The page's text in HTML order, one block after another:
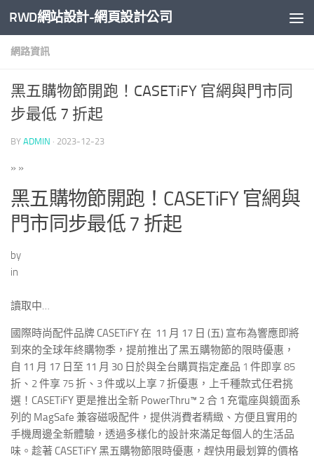
Skip to content
RWD網站設計-網頁設計公司
網路資訊
黑五購物節開跑！CASETiFY 官網與門市同
步最低 7 折起
BY ADMIN · 2023-12-23
» »
黑五購物節開跑！CASETiFY 官網與
門市同步最低 7 折起
by
in
讀取中…
國際時尚配件品牌 CASETiFY 在 11 月 17 日 (五) 宣布為響應即將
到來的全球年終購物季，提前推出了黑五購物節的限時優惠，
自 11 月 17 日至 11 月 30 日於與全台購買指定產品 1 件即享 85
折、2 件享 75 折、3 件或以上享 7 折優惠 ，上千種款式任君挑
選！CASETiFY 更是推出全新 PowerThru™ 2 合 1 充電座與鏡面系
列的 MagSafe 兼容磁吸配件，提供消費者精緻、方便且實用的
手機周邊全新體驗，透過多樣化的設計來滿足每個人的生活品
味。趁著 CASETiFY 黑五購物節限時優惠，趕快用最划算的價格